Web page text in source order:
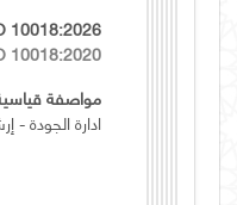
10018:2026
10018:2020
مواصفة
ادارة الجودة -